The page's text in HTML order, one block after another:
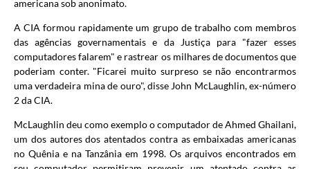
americana sob anonimato.
A CIA formou rapidamente um grupo de trabalho com membros
das agências governamentais e da Justiça para "fazer esses
computadores falarem" e rastrear os milhares de documentos que
poderiam conter. "Ficarei muito surpreso se não encontrarmos
uma verdadeira mina de ouro", disse John McLaughlin, ex-número
2 da CIA.
McLaughlin deu como exemplo o computador de Ahmed Ghailani,
um dos autores dos atentados contra as embaixadas americanas
no Quênia e na Tanzânia em 1998. Os arquivos encontrados em